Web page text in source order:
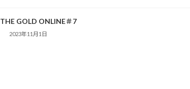
THE GOLD ONLINE＃7
2023年11月1日